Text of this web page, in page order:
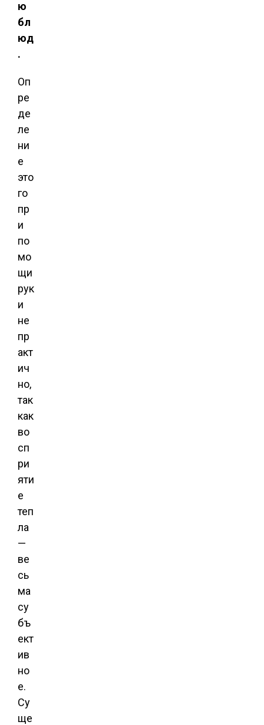
ю
бл
юд
.
Оп
ре
де
ле
ни
е
это
го
пр
и
по
мо
щи
рук
и
не
пр
акт
ич
но,
так
как
во
сп
ри
яти
е
теп
ла
—
ве
сь
ма
су
бъ
ект
ив
но
е.
Су
ще